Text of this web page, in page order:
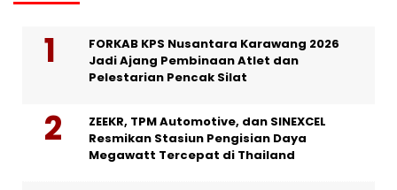
FORKAB KPS Nusantara Karawang 2026
Jadi Ajang Pembinaan Atlet dan
Pelestarian Pencak Silat
ZEEKR, TPM Automotive, dan SINEXCEL
Resmikan Stasiun Pengisian Daya
Megawatt Tercepat di Thailand